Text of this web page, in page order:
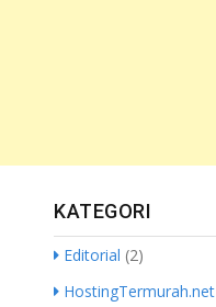
KATEGORI
Editorial (2)
HostingTermurah.net